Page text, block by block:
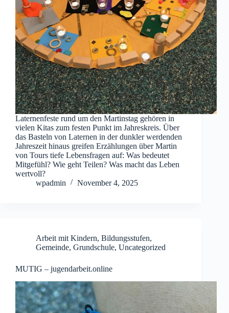
Laternenfeste rund um den Martinstag gehören in
vielen Kitas zum festen Punkt im Jahreskreis. Über
das Basteln von Laternen in der dunkler werdenden
Jahreszeit hinaus greifen Erzählungen über Martin
von Tours tiefe Lebensfragen auf: Was bedeutet
Mitgefühl? Wie geht Teilen? Was macht das Leben
wertvoll?
wpadmin
November 4, 2025
Arbeit mit Kindern, Bildungsstufen,
Gemeinde, Grundschule, Uncategorized
MUTIG – jugendarbeit.online